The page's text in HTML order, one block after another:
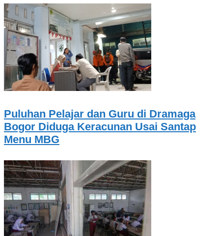
Puluhan Pelajar dan Guru di Dramaga
Bogor Diduga Keracunan Usai Santap
Menu MBG